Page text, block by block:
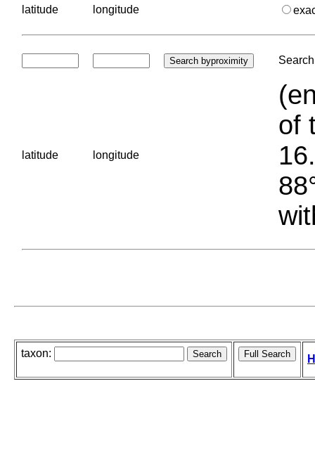
latitude longitude
latitude longitude
of
taxon: